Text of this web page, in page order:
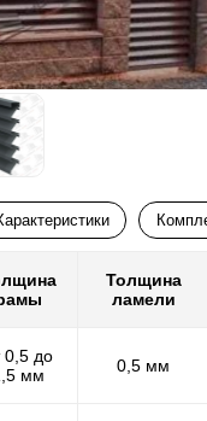
Толщина
ламели
0,5 до
мм
0,5 мм